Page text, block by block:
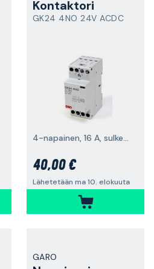
Kontaktori
GK24 4NO 24V ACDC
4-napainen, 16 A, sulkeutuva
40,00 €
Lähetetään ma 10. elokuuta
GARO